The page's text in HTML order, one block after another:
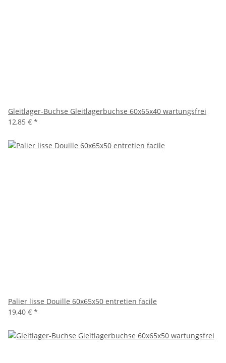
Gleitlager-Buchse Gleitlagerbuchse 60x65x40 wartungsfrei
12,85 € *
Palier lisse Douille 60x65x50 entretien facile
19,40 € *